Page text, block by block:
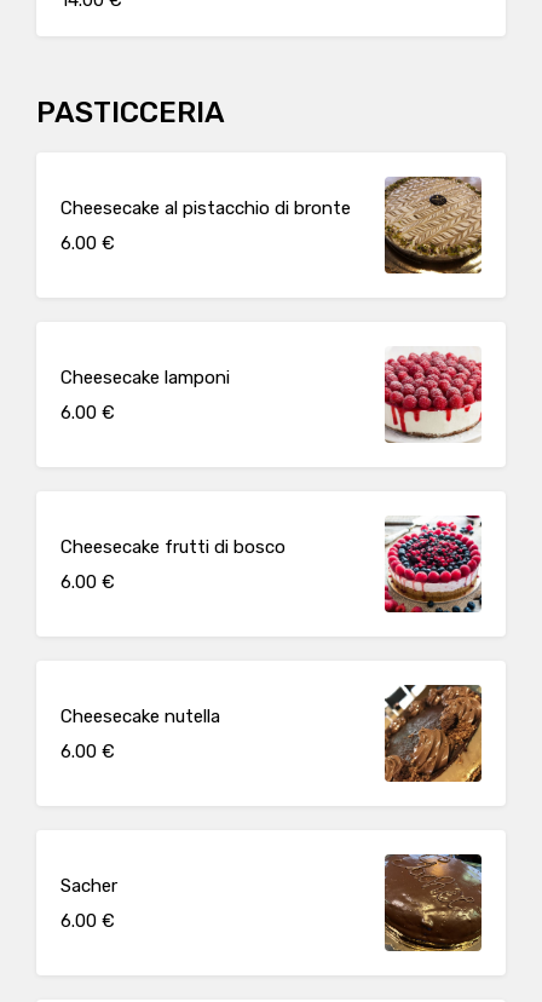
PASTICCERIA
Cheesecake al pistacchio di bronte
6.00 €
Cheesecake lamponi
6.00 €
Cheesecake frutti di bosco
6.00 €
Cheesecake nutella
6.00 €
Sacher
6.00 €